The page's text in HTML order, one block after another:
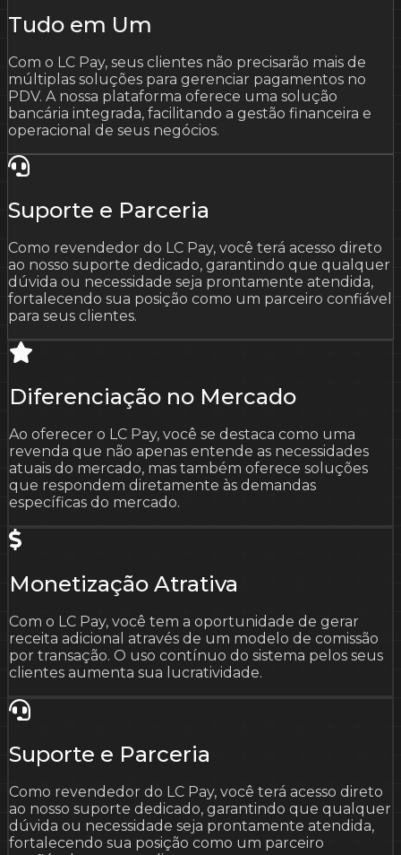
Tudo em Um
Com o LC Pay, seus clientes não precisarão mais de
múltiplas soluções para gerenciar pagamentos no
PDV. A nossa plataforma oferece uma solução
bancária integrada, facilitando a gestão financeira e
operacional de seus negócios.
Suporte e Parceria
Como revendedor do LC Pay, você terá acesso direto
ao nosso suporte dedicado, garantindo que qualquer
dúvida ou necessidade seja prontamente atendida,
fortalecendo sua posição como um parceiro confiável
para seus clientes.
Diferenciação no Mercado
Ao oferecer o LC Pay, você se destaca como uma
revenda que não apenas entende as necessidades
atuais do mercado, mas também oferece soluções
que respondem diretamente às demandas
específicas do mercado.
Monetização Atrativa
Com o LC Pay, você tem a oportunidade de gerar
receita adicional através de um modelo de comissão
por transação. O uso contínuo do sistema pelos seus
clientes aumenta sua lucratividade.
Suporte e Parceria
Como revendedor do LC Pay, você terá acesso direto
ao nosso suporte dedicado, garantindo que qualquer
dúvida ou necessidade seja prontamente atendida,
fortalecendo sua posição como um parceiro